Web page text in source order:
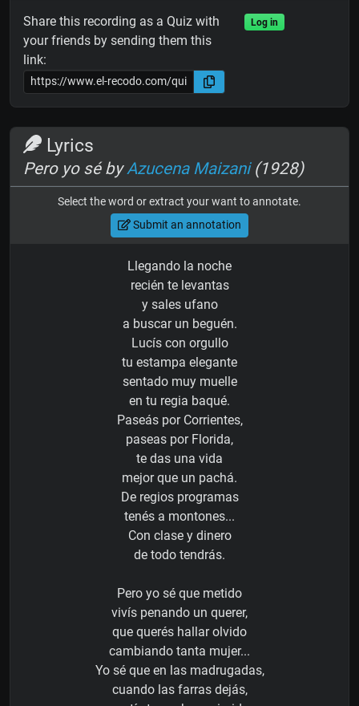
Share this recording as a Quiz with
your friends by sending them this
link:
Log in
Lyrics
Pero yo sé byAzucena Maizani(1928)
Select the word or extract your want to annotate.
Submit an annotation
Llegando la noche
recién te levantas
y sales ufano
a buscar un beguén.
Lucís con orgullo
tu estampa elegante
sentado muy muelle
en tu regia baqué.
Paseás por Corrientes,
paseas por Florida,
te das una vida
mejor que un pachá.
De regios programas
tenés a montones...
Con clase y dinero
de todo tendrás.
Pero yo sé que metido
vivís penando un querer,
que querés hallar olvido
cambiando tanta mujer...
Yo sé que en las madrugadas,
cuando las farras dejás,